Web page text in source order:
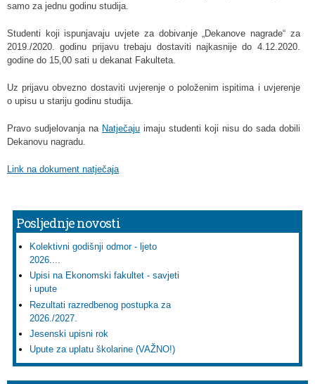
samo za jednu godinu studija.
Studenti koji ispunjavaju uvjete za dobivanje „Dekanove nagrade“ za
2019./2020. godinu prijavu trebaju dostaviti najkasnije do 4.12.2020.
godine do 15,00 sati u dekanat Fakulteta.
Uz prijavu obvezno dostaviti uvjerenje o položenim ispitima i uvjerenje
o upisu u stariju godinu studija.
Pravo sudjelovanja na Natječajuimaju studenti koji nisu do sada dobili
Dekanovu nagradu.
Link na dokument natječaja
Posljednje novosti
Kolektivni godišnji odmor - ljeto
2026....
Upisi na Ekonomski fakultet - savjeti
i upute
Rezultati razredbenog postupka za
2026./2027.
Jesenski upisni rok
Upute za uplatu školarine (VAŽNO!)